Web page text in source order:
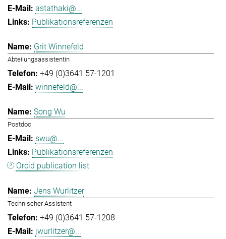
astathaki@...
Publikationsreferenzen
Grit Winnefeld
Abteilungsassistentin
+49 (0)3641 57-1201
winnefeld@...
Song Wu
Postdoc
swu@...
Publikationsreferenzen
Orcid publication list
Jens Wurlitzer
Technischer Assistent
+49 (0)3641 57-1208
jwurlitzer@...